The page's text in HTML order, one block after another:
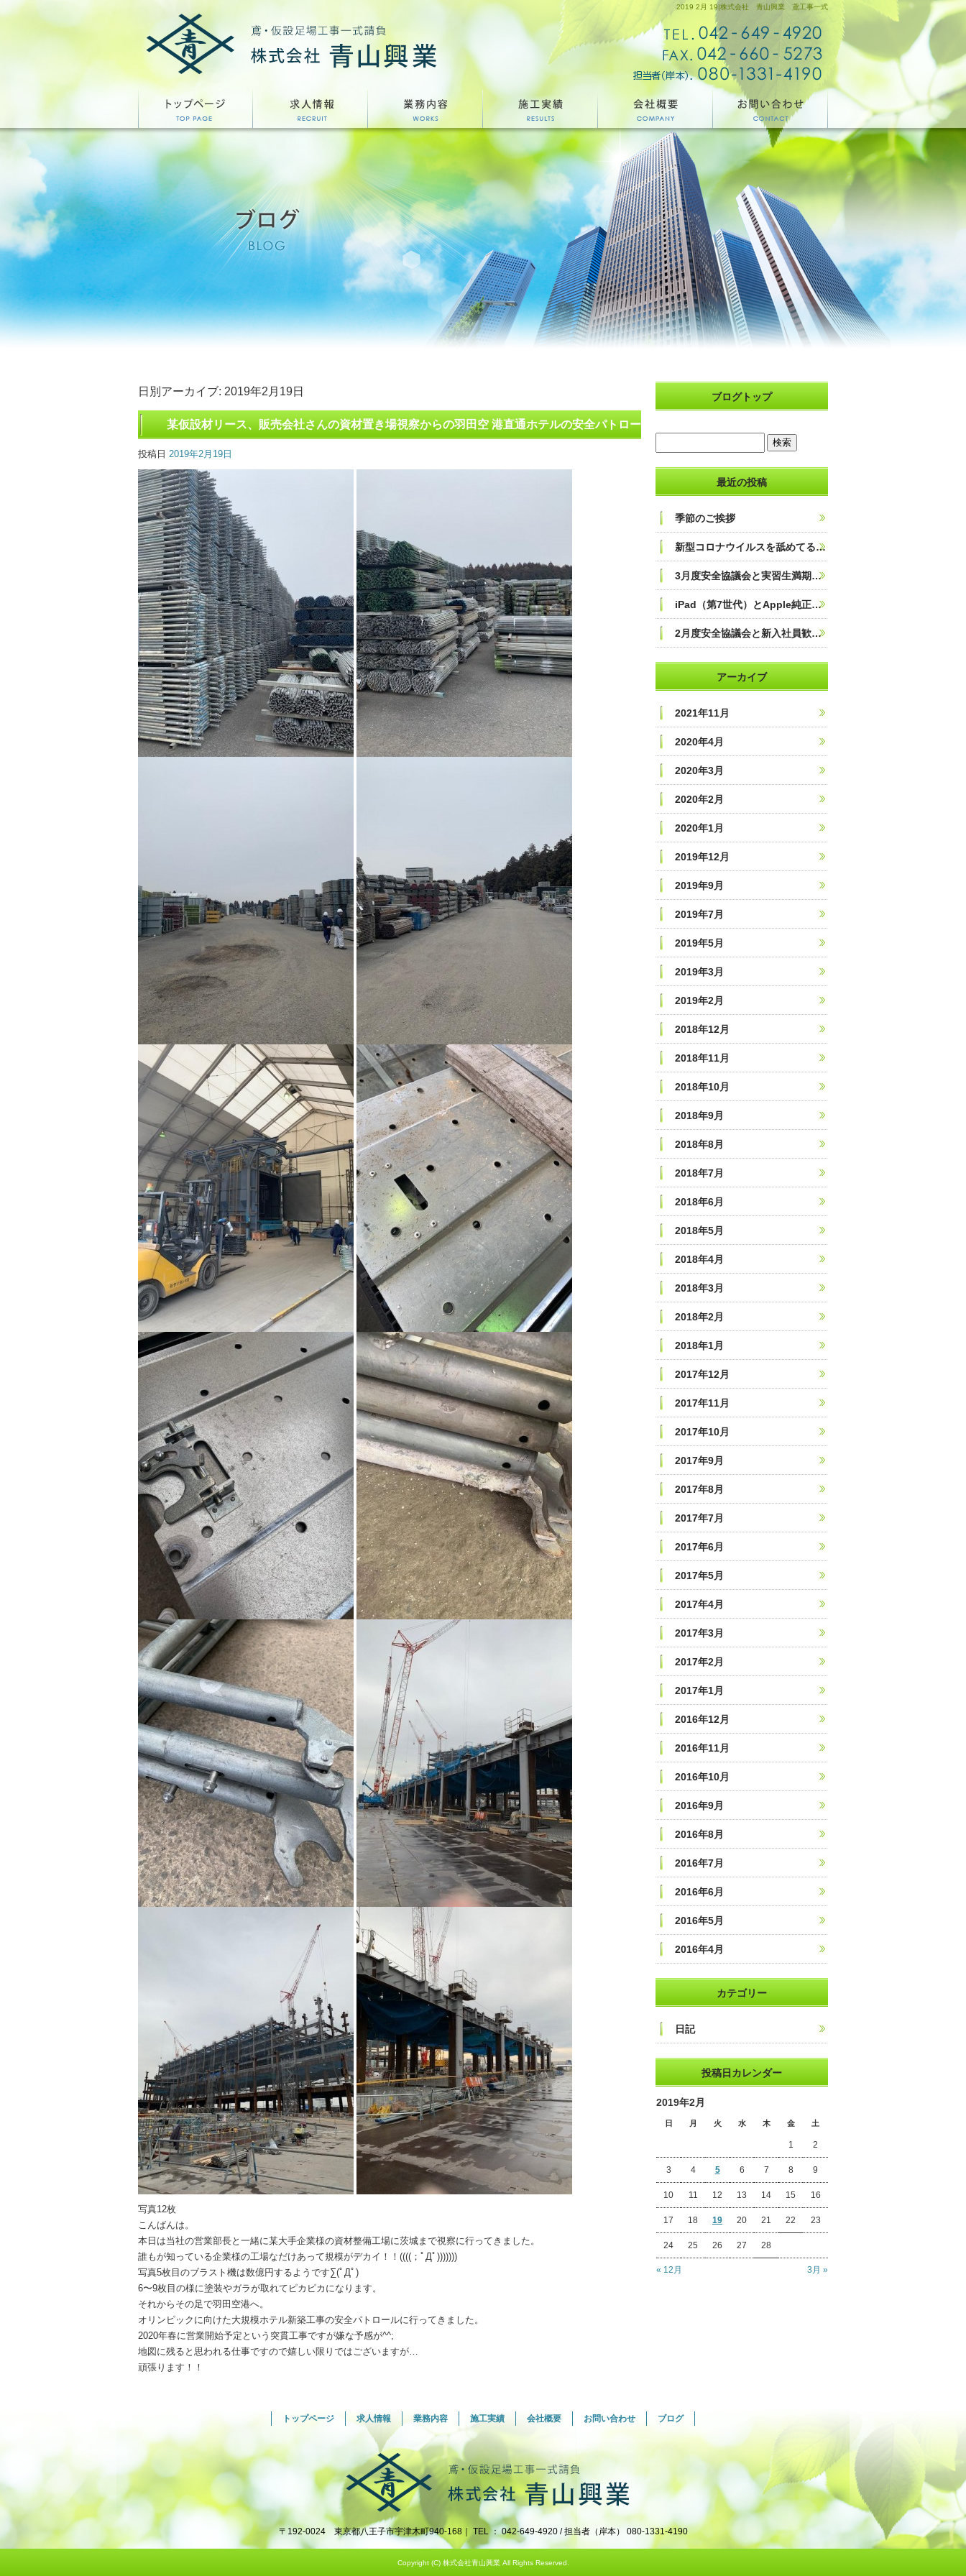
2019 2月 19|株式会社 青山興業 鳶工事一式
日別アーカイブ: 2019年2月19日
某仮設材リース、販売会社さんの資材置き場視察からの羽田空 港直通ホテルの安全パトロー
ル 東京八王子 川崎溝ノ口 鳶求人 青山興業
投稿日 2019年2月19日
写真12枚
こんばんは。
本日は当社の営業部長と一緒に某大手企業様の資材整備工場に茨城まで視察に行ってきました。
誰もが知っている企業様の工場なだけあって規模がデカイ！！((((；ﾟДﾟ)))))))
写真5枚目のブラスト機は数億円するようです∑(ﾟДﾟ)
6〜9枚目の様に塗装やガラが取れてピカピカになります。
それからその足で羽田空港へ。
オリンピックに向けた大規模ホテル新築工事の安全パトロールに行ってきました。
2020年春に営業開始予定という突貫工事ですが嫌な予感が^^;
地図に残ると思われる仕事ですので嬉しい限りではございますが…
頑張ります！！
ブログトップ
最近の投稿
季節のご挨拶
新型コロナウイルスを舐めてると… 東京八王子 川崎溝ノ口 鳶求人 青山興業
3月度安全協議会と実習生満期送別会 東京八王子 川崎溝ノ口 鳶求人 青山興業
iPad（第7世代）とApple純正のsmart keyboardを買ってみた！ 東京八 王子 川崎溝ノ口 鳶求人 青山興業
2月度安全協議会と新入社員歓迎会の様子 東京八王子 川崎溝 ノ口 鳶求人 青山興業
アーカイブ
2021年11月
2020年4月
2020年3月
2020年2月
2020年1月
2019年12月
2019年9月
2019年7月
2019年5月
2019年3月
2019年2月
2018年12月
2018年11月
2018年10月
2018年9月
2018年8月
2018年7月
2018年6月
2018年5月
2018年4月
2018年3月
2018年2月
2018年1月
2017年12月
2017年11月
2017年10月
2017年9月
2017年8月
2017年7月
2017年6月
2017年5月
2017年4月
2017年3月
2017年2月
2017年1月
2016年12月
2016年11月
2016年10月
2016年9月
2016年8月
2016年7月
2016年6月
2016年5月
2016年4月
カテゴリー
日記
投稿日カレンダー
2019年2月
日 月 火 水 木 金 土
« 12月 3月 »
1 2
3 4 5 6 7 8 9
10 11 12 13 14 15 16
17 18 19 20 21 22 23
24 25 26 27 28
トップページ 求人情報 業務内容 施工実績 会社概要 お問い合わせ ブログ
〒192-0024 東京都八王子市宇津木町940-168｜ TEL ： 042-649-4920 / 担当者（岸本） 080-1331-4190
Copyright (C) 株式会社青山興業 All Rights Reserved.